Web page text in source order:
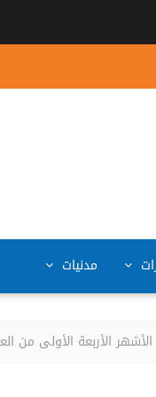
مدنيات
الأولى من العام 2026 مقارنة مع 2025